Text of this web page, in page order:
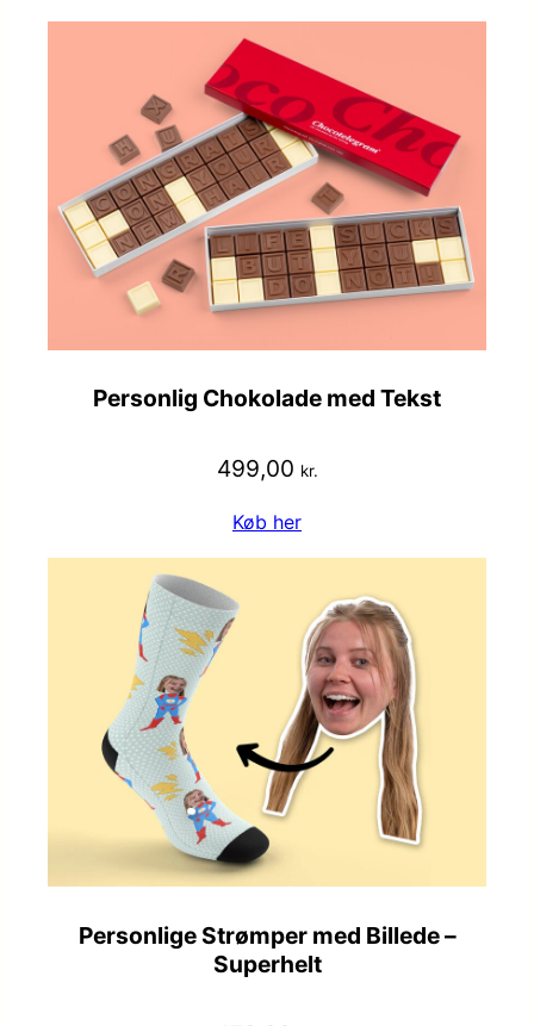
Personlig Chokolade med Tekst
499,00 kr.
Køb her
Personlige Strømper med Billede –
Superhelt